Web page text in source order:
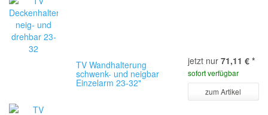
TV Wandhalterung
schwenk- und neigbar
Einzelarm 23-32"
jetzt nur 71,11 € *
sofort verfügbar
zum Artikel